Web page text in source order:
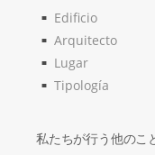
Edificio
Arquitecto
Lugar
Tipología
私たちが行う他のこ